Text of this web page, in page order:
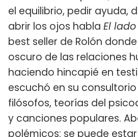
el equilibrio, pedir ayuda,
abrir los ojos habla El
best seller de Rolón
oscuro de las relaciones
haciendo hincapié en
escuchó en su
filósofos, teorías del
y canciones populares.
polémicos: se puede